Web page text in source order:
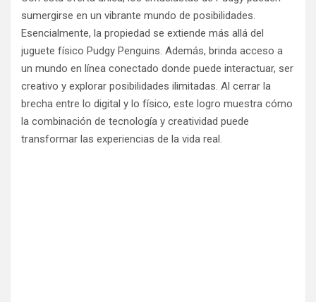
sumergirse en un vibrante mundo de posibilidades.
Esencialmente, la propiedad se extiende más allá del
juguete físico Pudgy Penguins. Además, brinda acceso a
un mundo en línea conectado donde puede interactuar, ser
creativo y explorar posibilidades ilimitadas. Al cerrar la
brecha entre lo digital y lo físico, este logro muestra cómo
la combinación de tecnología y creatividad puede
transformar las experiencias de la vida real.